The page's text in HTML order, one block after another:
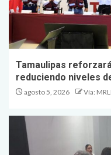
Tamaulipas
reduciendo niveles
agosto 5, 2026 Vía: